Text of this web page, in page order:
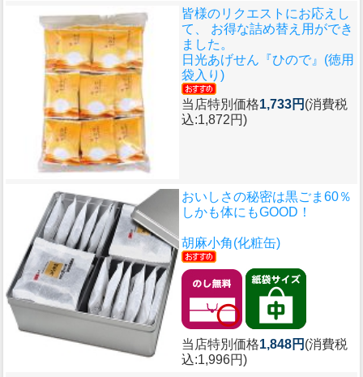
皆様のリクエストにお応えし
て、 お得な詰め替え用ができ
ました。
日光あげせん『ひので』(徳用
袋入り)
当店特別価格1,733円 (消費税
込:1,872円)
おいしさの秘密は黒ごま60％
しかも体にもGOOD！
胡麻小角(化粧缶)
当店特別価格1,848円 (消費税
込:1,996円)